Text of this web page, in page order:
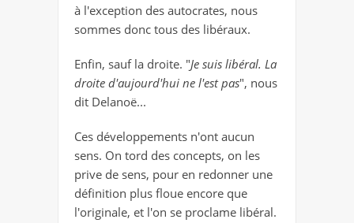
à l'exception des autocrates, nous
sommes donc tous des libéraux.
Enfin, sauf la droite. "Je suis libéral. La
droite d'aujourd'hui ne l'est pas", nous
dit Delanoë...
Ces développements n'ont aucun
sens. On tord des concepts, on les
prive de sens, pour en redonner une
définition plus floue encore que
l'originale, et l'on se proclame libéral.